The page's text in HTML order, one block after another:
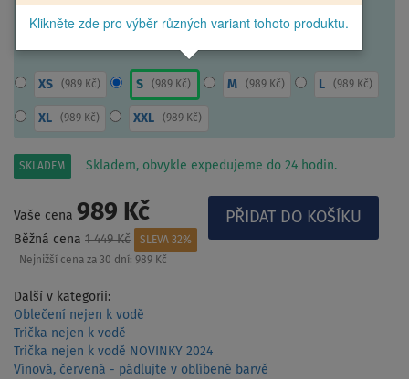
Klikněte zde pro výběr různých variant tohoto produktu.
XS (989 Kč) S (989 Kč) M (989 Kč) L (989 Kč)
XL (989 Kč) XXL (989 Kč)
SKLADEM Skladem, obvykle expedujeme do 24 hodin.
Vaše cena 989 Kč
Běžná cena 1 449 Kč
SLEVA 32%
Nejnižší cena za 30 dní: 989 Kč
Další v kategorii:
Oblečení nejen k vodě
Trička nejen k vodě
Trička nejen k vodě NOVINKY 2024
Vínová, červená - pádlujte v oblíbené barvě